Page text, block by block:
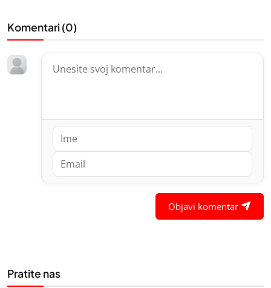
Komentari (0)
Objavi komentar
Pratite nas